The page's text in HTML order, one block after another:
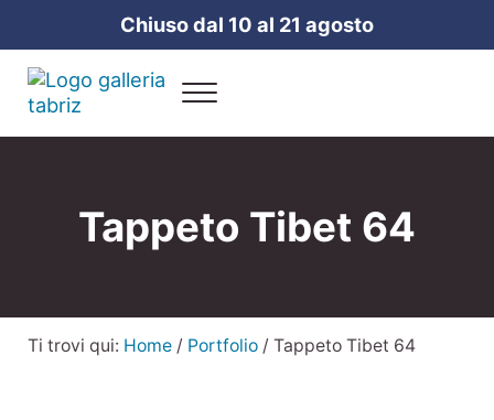
Passa al contenuto principale
Skip to header right navigation
Skip to site footerChiuso dal 10 al 21 agosto
Galleria Tabriz
Menu
Tappeto Tibet 64
Ti trovi qui: Home / Portfolio /Tappeto Tibet 64